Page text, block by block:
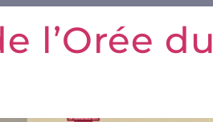
l’Orée du